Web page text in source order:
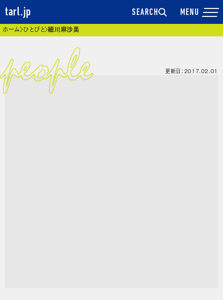
tarl.jp SEARCH
現在位置
ホーム ひとびと 細川麻沙美
更新日：2017.02.01